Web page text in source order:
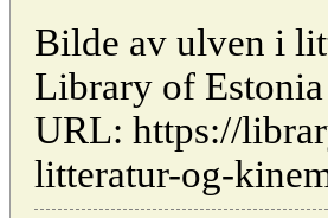
Bilde av ulven i
Library of
URL: https://
litteratur-og-